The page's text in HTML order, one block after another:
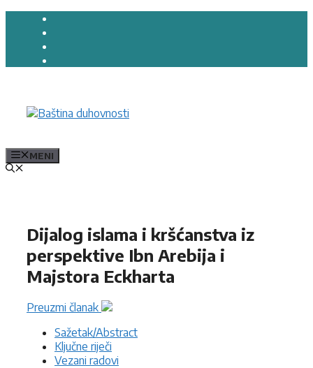
Preskoči
MENI
Dijalog islama i kršćanstva iz
perspektive Ibn Arebija i
Majstora Eckharta
Preuzmi članak
Sažetak/Abstract
Ključne riječi
Vezani radovi